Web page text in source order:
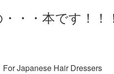
・・本です！！
For Japanese Hair Dressers